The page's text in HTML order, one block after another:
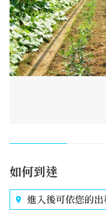
如何到達
進入後可依您的